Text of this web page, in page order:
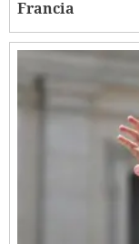
Francia